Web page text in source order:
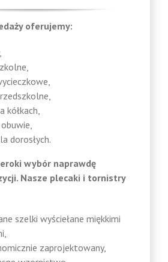
oferujemy:
kółkach,
dorosłych.
wybór naprawdę
Nasze plecaki i tornistry
szelki wyściełane miękkimi
zaprojektowany,